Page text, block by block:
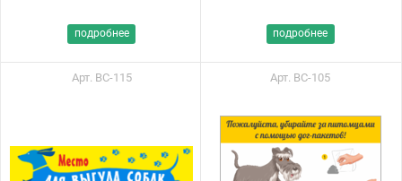
подробнее подробнее
Арт. ВС-115 Арт. ВС-105